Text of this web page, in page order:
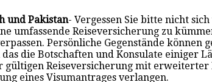
und Pakistan- Vergessen Sie bitte nicht
umfassende Reiseversicherung zu
Persönliche Gegenstände können
die Botschaften und Konsulate einiger
Reiseversicherung mit erweiterter
eines Visumantrages verlangen.